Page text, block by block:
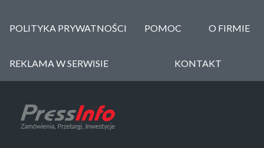
POLITYKA PRYWATNOŚCI POMOC O FIRMIE
REKLAMA W SERWISIE KONTAKT